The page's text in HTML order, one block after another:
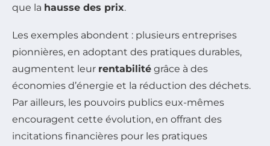
que la hausse des prix.
Les exemples abondent : plusieurs entreprises
pionnières, en adoptant des pratiques durables,
augmentent leur rentabilité grâce à des
économies d’énergie et la réduction des déchets.
Par ailleurs, les pouvoirs publics eux-mêmes
encouragent cette évolution, en offrant des
incitations financières pour les pratiques